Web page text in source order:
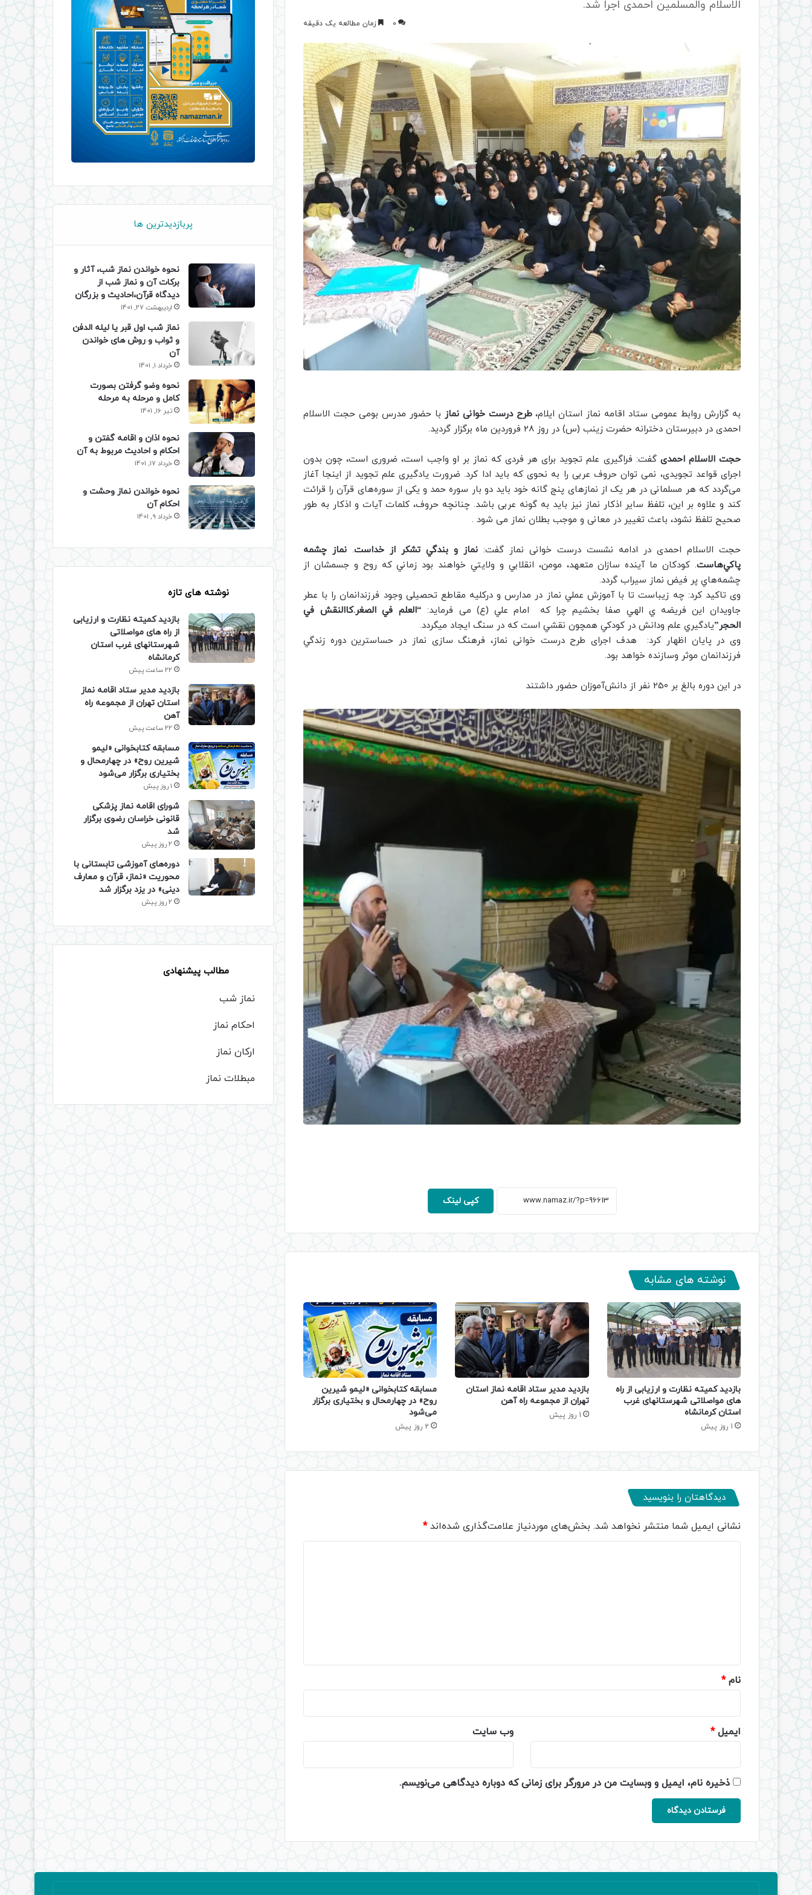
الاسلام والمسلمین احمدی اجرا شد.
0 زمان مطالعه یک دقیقه
به گزارش روابط عمومی ستاد اقامه نماز استان ایلام،طرح درست خوانی نماز با حضور مدرس بومی حجت الاسلام
احمدی در دبیرستان دخترانه حضرت زینب (س) در روز 28 فروردین ماه برگزار گردید.
حجت الاسلام احمدی گفت: فراگیری علم تجوید برای هر فردی که نماز بر او واجب است، ضروری است، چون بدون
اجرای قواعد تجویدی، نمی توان حروف عربی را به نحوی که باید ادا کرد. ضرورت یادگیری علم تجوید از اینجا آغاز
می‌گردد که هر مسلمانی در هر یک از نمازهای پنج گانه خود باید دو بار سوره حمد و یکی از سوره‌های قرآن را قرائت
کند و علاوه بر این، تلفظ سایر اذکار نماز نیز باید به گونه عربی باشد. چنانچه حروف، کلمات آیات و اذکار به طور
صحیح تلفظ نشود، باعث تغییر در معانی و موجب بطلان نماز می شود .
حجت الاسلام احمدی در ادامه نشست درست خوانی نماز گفت: نماز و بندگي تشكر از خداست. نماز چشمه
پاكي‌هاست. كودكان ما آينده سازان متعهد، مومن، انقلابي و ولايتي خواهند بود زماني كه روح و جسمشان از
چشمه‌هاي پر فيض نماز سيراب گردد.
وی تاکید کرد: چه زيباست تا با آموزش عملي نماز در مدارس و درکلیه مقاطع تحصیلی وجود فرزندانمان را با عطر
جاويدان اين فريضه ي الهي صفا بخشيم چرا كه امام علي (ع) می فرماید: “العلم في الصغر.كاالنقش في
الحجر”يادگيري علم ودانش در كودكي همچون نقشي است كه در سنگ ايجاد ميگردد.
وی در پایان اظهار کرد: هدف اجرای طرح درست خوانی نماز، فرهنگ سازی نماز در حساسترين دوره زندگي
فرزندانمان موثر وسازنده خواهد بود.
در این دوره بالغ بر 250 نفر از دانش‌آموزان حضور داشتند
کپی لینک
نوشته های مشابه
بازدید کمیته نظارت و ارزیابی از راه
های مواصلاتی شهرستانهای غرب
استان کرمانشاه
1 روز پیش
بازدید مدیر ستاد اقامه نماز استان
تهران از مجموعه راه آهن
1 روز پیش
مسابقه کتابخوانی «لیمو شیرین
روح» در چهارمحال و بختیاری برگزار
می‌شود
2 روز پیش
دیدگاهتان را بنویسید
نشانی ایمیل شما منتشر نخواهد شد. بخش‌های موردنیاز علامت‌گذاری شده‌اند*
نام*
ایمیل* وب‌ سایت
ذخیره نام، ایمیل و وبسایت من در مرورگر برای زمانی که دوباره دیدگاهی می‌نویسم.
پربازدیدترین ها
نحوه خواندن نماز شب، آثار و
برکات آن و نماز شب از
دیدگاه قرآن،احادیث و بزرگان
اردیبهشت 27, 1401
نماز شب اول قبر یا لیله الدفن
و ثواب و روش های خواندن
آن
خرداد 1, 1401
نحوه وضو گرفتن بصورت
کامل و مرحله به مرحله
تیر 16, 1401
نحوه اذان و اقامه گفتن و
احکام و احادیث مربوط به آن
خرداد 17, 1401
نحوه خواندن نماز وحشت و
احکام آن
خرداد 9, 1401
نوشته های تازه
بازدید کمیته نظارت و ارزیابی
از راه های مواصلاتی
شهرستانهای غرب استان
کرمانشاه
22 ساعت پیش
بازدید مدیر ستاد اقامه نماز
استان تهران از مجموعه راه
آهن
22 ساعت پیش
مسابقه کتابخوانی «لیمو
شیرین روح» در چهارمحال و
بختیاری برگزار می‌شود
1 روز پیش
شورای اقامه نماز پزشکی
قانونی خراسان رضوی برگزار
شد
2 روز پیش
دوره‌های آموزشی تابستانی با
محوریت «نماز، قرآن و معارف
دینی» در یزد برگزار شد
2 روز پیش
مطالب پیشنهادی
نماز شب
احکام نماز
ارکان نماز
مبطلات نماز